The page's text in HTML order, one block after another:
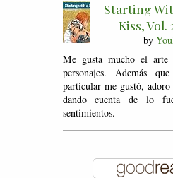
Starting
Kiss, Vol.
by
Me gusta mucho el
personajes. Además
particular me gustó,
dando cuenta de lo
sentimientos.